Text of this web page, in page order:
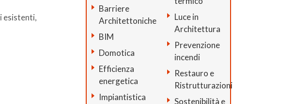
esistenti,
Barriere
Architettoniche
BIM
Domotica
Efficienza
energetica
Impiantistica
Luce in
Architettura
Prevenzione
incendi
Restauro e
Ristrutturazioni
Sostenibilità e